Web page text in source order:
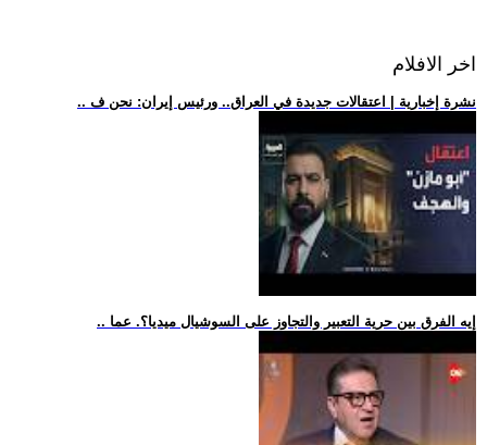
اخر الافلام
.. نشرة إخبارية | اعتقالات جديدة في العراق.. ورئيس إيران: نحن ف
.. إيه الفرق بين حرية التعبير والتجاوز على السوشيال ميديا؟. عما